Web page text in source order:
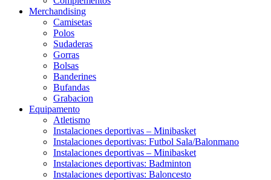
Merchandising
Camisetas
Polos
Sudaderas
Gorras
Bolsas
Banderines
Bufandas
Grabacion
Equipamento
Atletismo
Instalaciones deportivas – Minibasket
Instalaciones deportivas: Futbol Sala/Balonmano
Instalaciones deportivas – Minibasket
Instalaciones deportivas: Badminton
Instalaciones deportivas: Baloncesto